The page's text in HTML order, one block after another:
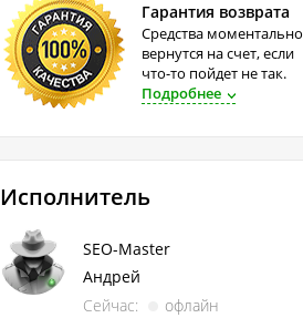
Гарантия возврата
Средства моментально
вернутся на счет, если
что-то пойдет не так.
Подробнее
Исполнитель
SEO-Master
Андрей
Сейчас:
офлайн